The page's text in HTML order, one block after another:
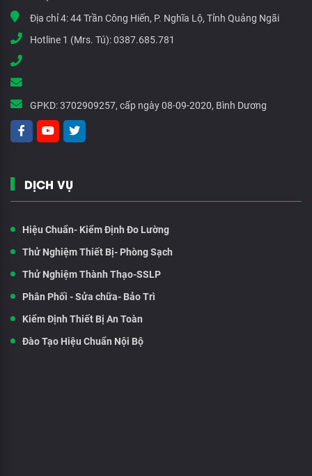
Địa chỉ 4:44 Trần Công Hiến, P. Nghĩa Lộ, Tỉnh Quảng Ngãi
Hotline 1 (Mrs. Tú):0387.685.781
GPKD:3702909257, cấp ngày 08-09-2020, Bình Dương
DỊCH VỤ
Hiệu Chuẩn- Kiểm Định Đo Lường
Thử Nghiệm Thiết Bị- Phòng Sạch
Thử Nghiệm Thành Thạo-SSLP
Phân Phối - Sửa chữa- Bảo Trì
Kiểm Định Thiết Bị An Toàn
Đào Tạo Hiệu Chuẩn Nội Bộ